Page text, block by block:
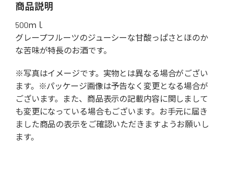
商品説明
500ｍｌ
グレープフルーツのジューシーな甘酸っぱさとほのか
な苦味が特長のお酒です。
※写真はイメージです。実物とは異なる場合がござい
ます。※パッケージ画像は予告なく変更となる場合が
ございます。また、商品表示の記載内容に関しまして
も変更になっている場合もございます。お手元に届き
ました商品の表示をご確認いただきますようお願いし
ます。